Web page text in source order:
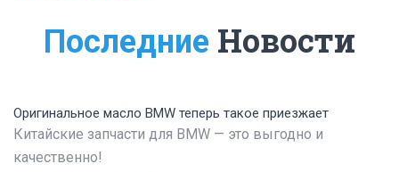
Последние Новости
Оригинальное масло BMW теперь такое приезжает
Китайские запчасти для BMW — это выгодно и
качественно!